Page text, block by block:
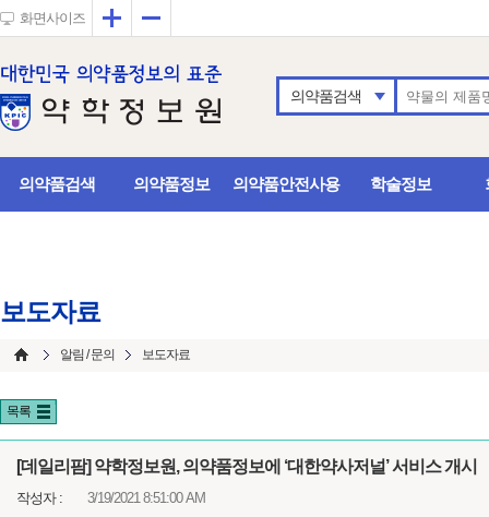
화면사이즈 확대
의약품검색
의약품검색 의약품정보 의약품안전사용 학술정보
보도자료
알림 / 문의 보도자료
목록
[데일리팜] 약학정보원, 의약품정보에 ‘대한약사저널’ 서비스 개시
작성자 : 3/19/2021 8:51:00 AM